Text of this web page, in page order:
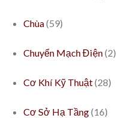
Chùa(59)
Chuyển Mạch Điện(2)
Cơ Khí Kỹ Thuật(28)
Cơ Sở Hạ Tầng(16)